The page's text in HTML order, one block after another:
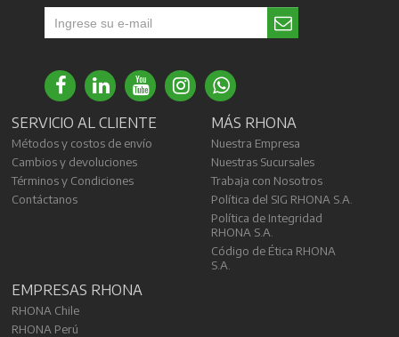
SERVICIO AL CLIENTE
Métodos y costos de envío
Cambios y devoluciones
Términos y Condiciones
Contáctanos
MÁS RHONA
Nuestra Empresa
Nuestras Sucursales
Trabaja con Nosotros
Política del SIG RHONA S.A.
Política de Integridad
RHONA S.A.
Código de Ética RHONA
S.A.
EMPRESAS RHONA
RHONA Chile
RHONA Perú